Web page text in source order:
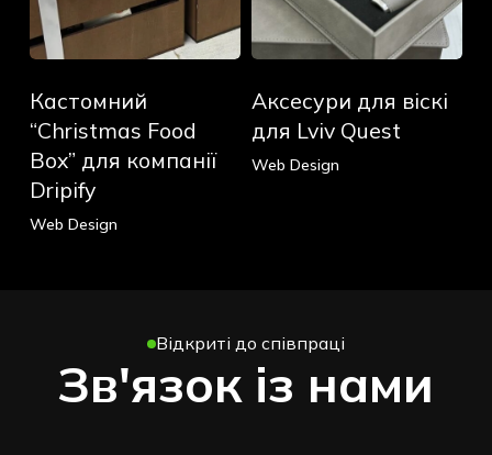
“Christmas
Food
Box”
для
компанії
Dripify
Web Design
Кастомний
“Christmas Food
Box” для компанії
Dripify
для
віскі
для
Web Design
Аксесури для віскі
для Lviv Quest
Відкриті до співпраці
Зв'язок із нами